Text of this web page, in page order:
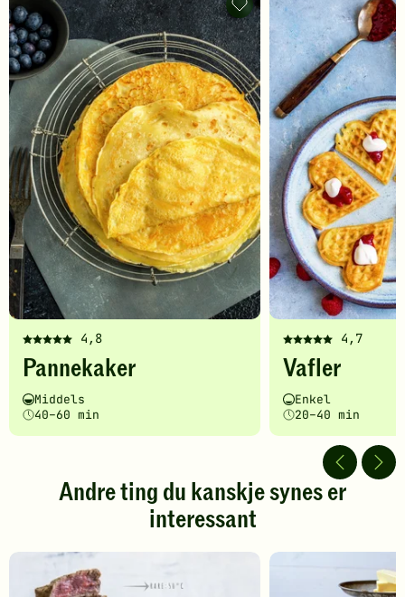
4,8
Denne
oppskriften
fått
5
av
stjerner.
gi
vurdering.
Pannekaker
Vanskelighetsgrad
Middels
Tilberedningstid
40–60 min
Pannekaker
-
legg
til
favoritter
4,7
Denne
oppskriften
fått
5
av
stjerner.
Klikk
gi
vurdering.
Vafler
Vanskelighetsgrad
Enkel
Tilberedningstid
20–40 min
Andre ting du kanskje synes er
interessant